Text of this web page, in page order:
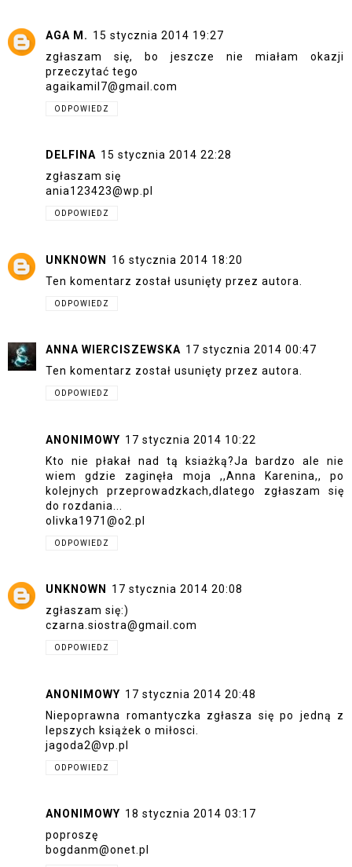
AGA M. 15 stycznia 2014 19:27
zgłaszam się, bo jeszcze nie miałam okazji
przeczytać tego
agaikamil7@gmail.com
ODPOWIEDZ
DELFINA 15 stycznia 2014 22:28
zgłaszam się
ania123423@wp.pl
ODPOWIEDZ
UNKNOWN
16 stycznia 2014 18:20
Ten komentarz został usunięty przez autora.
ODPOWIEDZ
ANNA WIERCISZEWSKA 17 stycznia 2014 00:47
Ten komentarz został usunięty przez autora.
ODPOWIEDZ
ANONIMOWY 17 stycznia 2014 10:22
Kto nie płakał nad tą ksiażką?Ja bardzo ale nie
wiem gdzie zaginęła moja ,,Anna Karenina,, po
kolejnych przeprowadzkach,dlatego zgłaszam się
do rozdania...
olivka1971@o2.pl
ODPOWIEDZ
UNKNOWN
17 stycznia 2014 20:08
zgłaszam się:)
czarna.siostra@gmail.com
ODPOWIEDZ
ANONIMOWY 17 stycznia 2014 20:48
Niepoprawna romantyczka zgłasza się po jedną z
lepszych książek o miłosci.
jagoda2@vp.pl
ODPOWIEDZ
ANONIMOWY 18 stycznia 2014 03:17
poproszę
bogdanm@onet.pl